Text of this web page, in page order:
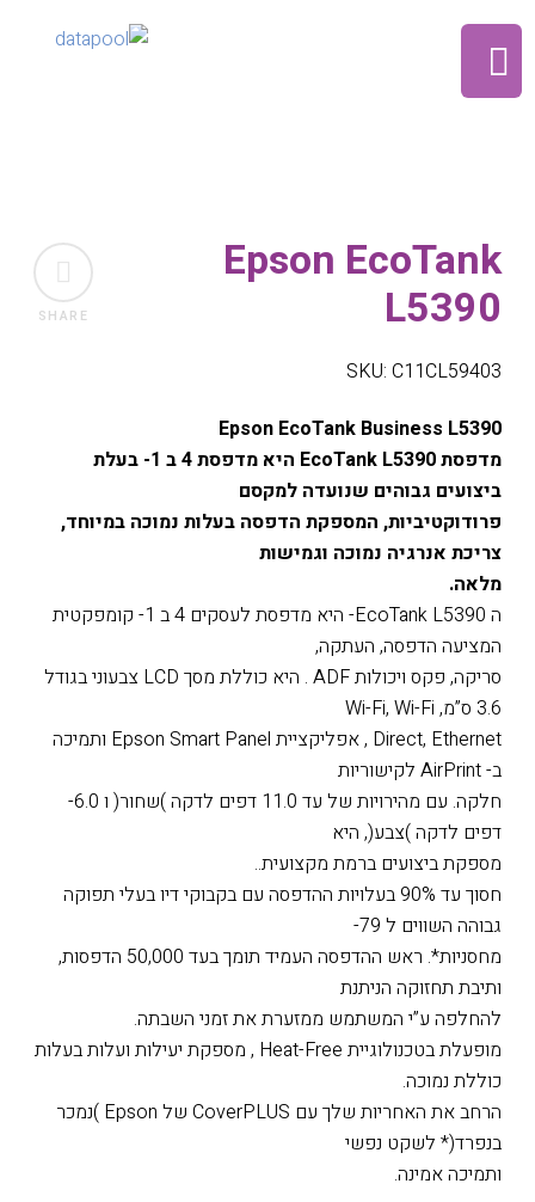
SHARE
Epson EcoTank
L5390
SKU: C11CL59403
Epson EcoTank Business L5390
מדפסת EcoTank L5390 היא מדפסת 4 ב 1- בעלת
ביצועים גבוהים שנועדה למקסם
פרודוקטיביות, המספקת הדפסה בעלות נמוכה במיוחד,
צריכת אנרגיה נמוכה וגמישות
מלאה.
ה EcoTank L5390- היא מדפסת לעסקים 4 ב 1- קומפקטית
המציעה הדפסה, העתקה,
סריקה, פקס ויכולות ADF . היא כוללת מסך LCD צבעוני בגודל
3.6 ס”מ, Wi-Fi, Wi-Fi
Direct, Ethernet , אפליקציית Epson Smart Panel ותמיכה
ב- AirPrint לקישוריות
חלקה. עם מהירויות של עד 11.0 דפים לדקה )שחור( ו 6.0-
דפים לדקה )צבע(, היא
מספקת ביצועים ברמת מקצועית..
חסוך עד 90% בעלויות ההדפסה עם בקבוקי דיו בעלי תפוקה
גבוהה השווים ל 79-
מחסניות*. ראש ההדפסה העמיד תומך בעד 50,000 הדפסות,
ותיבת תחזוקה הניתנת
להחלפה ע”י המשתמש ממזערת את זמני השבתה.
מופעלת בטכנולוגיית Heat-Free , מספקת יעילות ועלות בעלות
כוללת נמוכה.
הרחב את האחריות שלך עם CoverPLUS של Epson )נמכר
בנפרד(* לשקט נפשי
ותמיכה אמינה.